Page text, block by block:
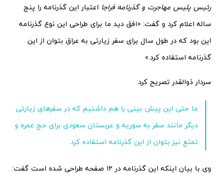
رئیس پلیس مهاجرت و گذرنامه فراجا اعتبار این گذرنامه را پنج
ساله اعلام کرد و گفت: «افق دید ما برای طراحی این نوع گذرنامه
این بود که در طول سال برای سفر زیارتی به عراق بتوان از این
گذرنامه استفاده کرد.»
سردار ذوالقدر تصریح کرد:
ما حتی این پیش بینی را هم داشتیم که در سفرهای زیارتی
دیگر مانند سفر به سوریه و عربستان سعودی برای حج عمره و
تمتع نیز بتوان از این گذرنامه استفاده کرد.
وی با بیان اینکه این گذرنامه در ۱۲ صفحه طراحی شده است گفت: